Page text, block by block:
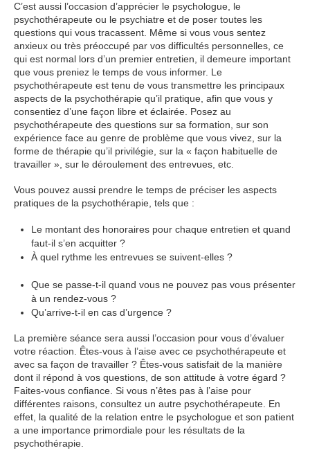
C’est aussi l’occasion d’apprécier le psychologue, le
psychothérapeute ou le psychiatre et de poser toutes les
questions qui vous tracassent. Même si vous vous sentez
anxieux ou très préoccupé par vos difficultés personnelles, ce
qui est normal lors d’un premier entretien, il demeure important
que vous preniez le temps de vous informer. Le
psychothérapeute est tenu de vous transmettre les principaux
aspects de la psychothérapie qu’il pratique, afin que vous y
consentiez d’une façon libre et éclairée. Posez au
psychothérapeute des questions sur sa formation, sur son
expérience face au genre de problème que vous vivez, sur la
forme de thérapie qu’il privilégie, sur la « façon habituelle de
travailler », sur le déroulement des entrevues, etc.
Vous pouvez aussi prendre le temps de préciser les aspects
pratiques de la psychothérapie, tels que :
Le montant des honoraires pour chaque entretien et quand
faut-il s’en acquitter ?
À quel rythme les entrevues se suivent-elles ?
Que se passe-t-il quand vous ne pouvez pas vous présenter
à un rendez-vous ?
Qu’arrive-t-il en cas d’urgence ?
La première séance sera aussi l’occasion pour vous d’évaluer
votre réaction. Êtes-vous à l’aise avec ce psychothérapeute et
avec sa façon de travailler ? Êtes-vous satisfait de la manière
dont il répond à vos questions, de son attitude à votre égard ?
Faites-vous confiance. Si vous n’êtes pas à l’aise pour
différentes raisons, consultez un autre psychothérapeute. En
effet, la qualité de la relation entre le psychologue et son patient
a une importance primordiale pour les résultats de la
psychothérapie.